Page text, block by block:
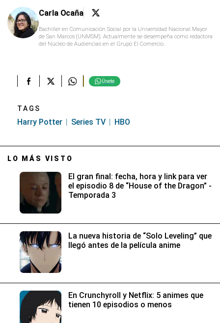
Carla Ocaña
Bachiller en Comunicación Social por la Universidad Nacional Mayor
de San Marcos (UNMSM). Actualmente se desempeña como redactora
del Núcleo de Audiencias en el Grupo El Comercio.
Únete
TAGS
Harry Potter Series TV HBO
LO MÁS VISTO
El gran final: fecha, hora y link para ver
el episodio 8 de “House of the Dragon” -
Temporada 3
La nueva historia de “Solo Leveling” que
llegó antes de la película anime
En Crunchyroll y Netflix: 5 animes que
tienen 10 episodios o menos